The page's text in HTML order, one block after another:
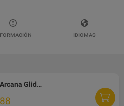
IDIOMAS
Fortnite - Arcana Glider DLC PC Epic Games CD Key